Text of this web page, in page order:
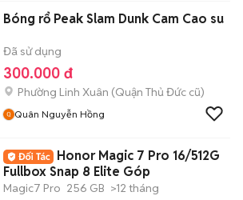
Bóng rổ Peak Slam Dunk Cam Cao su
Đã sử dụng
300.000 đ
Phường Linh Xuân (Quận Thủ Đức cũ)
Quân Nguyễn Hồng
Honor Magic 7 Pro 16/512G
Fullbox Snap 8 Elite Góp
Magic7 Pro 256 GB >12 tháng